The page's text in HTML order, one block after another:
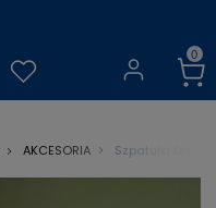
AKCESORIA Szpatułki